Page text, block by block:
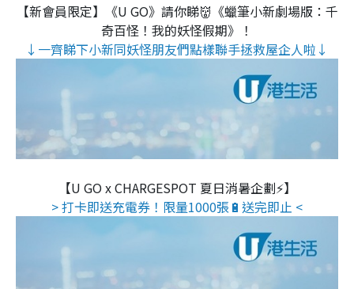
【新會員限定】《U GO》請你睇👹《蠟筆小新劇場版：千
奇百怪！我的妖怪假期》！
↓一齊睇下小新同妖怪朋友們點樣聯手拯救屋企人啦↓
【U GO x CHARGESPOT 夏日消暑企劃⚡】
> 打卡即送充電券！限量1000張🔋送完即止 <